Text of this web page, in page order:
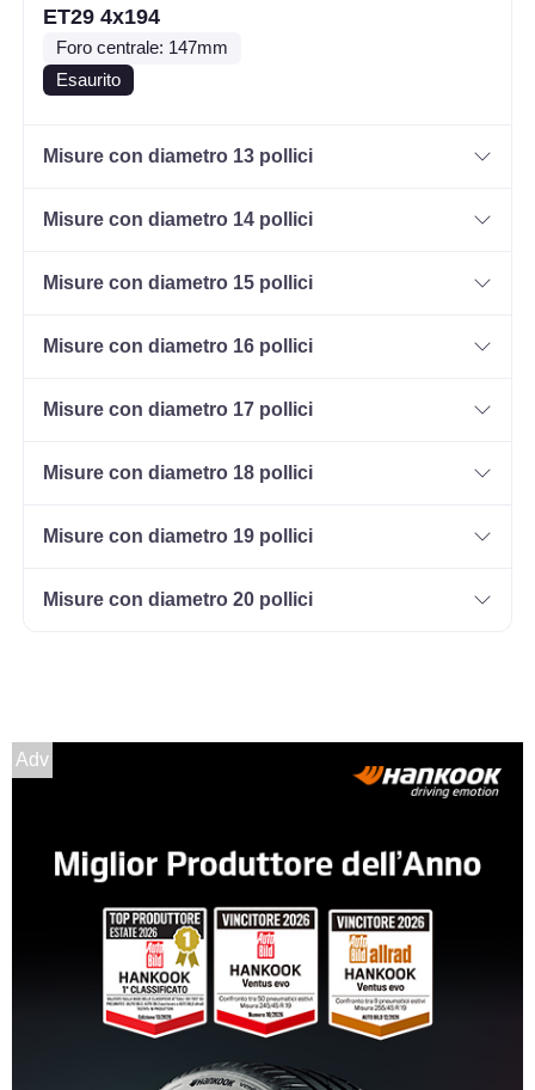
ET29 4x194
Foro centrale: 147mm
Esaurito
Misure con diametro 13 pollici
Misure con diametro 14 pollici
Misure con diametro 15 pollici
Misure con diametro 16 pollici
Misure con diametro 17 pollici
Misure con diametro 18 pollici
Misure con diametro 19 pollici
Misure con diametro 20 pollici
Adv